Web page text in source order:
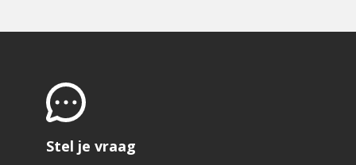
Stel je vraag